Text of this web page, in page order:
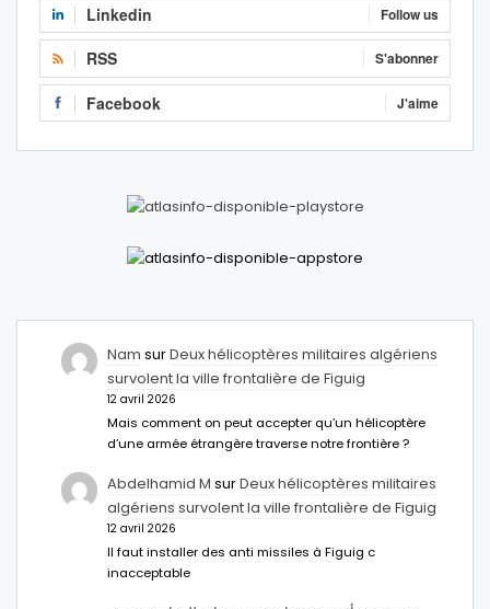
Linkedin Follow us
RSS S'abonner
Facebook J'aime
Nam surDeux hélicoptères militaires algériens
survolent la ville frontalière de Figuig
12 avril 2026
Mais comment on peut accepter qu’un hélicoptère
d’une armée étrangère traverse notre frontière ?
Abdelhamid M surDeux hélicoptères militaires
algériens survolent la ville frontalière de Figuig
12 avril 2026
Il faut installer des anti missiles à Figuig c
inacceptable